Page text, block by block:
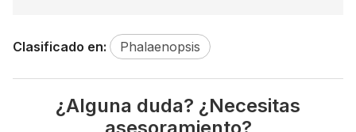
Clasificado en: Phalaenopsis
¿Alguna duda? ¿Necesitas